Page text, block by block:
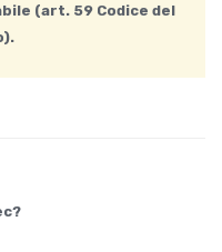
(art. 59 Codice del